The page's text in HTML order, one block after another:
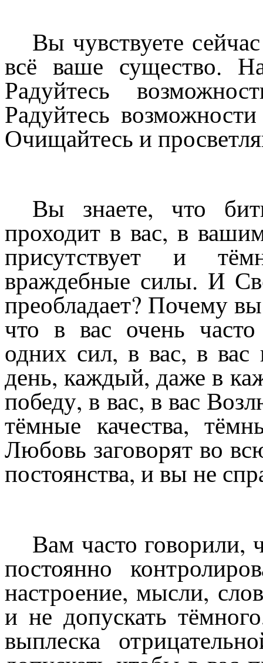
Вы чувствуете
всё ваше существо.
Радуйтесь
Радуйтесь
Очищайтесь и
Вы знаете, что
проходит в вас, в
присутствует и
враждебные силы. И
преобладает? Почему
что в вас очень часто
одних сил, в вас, в
день, каждый, даже в
победу, в вас, в вас
тёмные качества,
Любовь заговорят во
постоянства, и вы не
Вам часто говорили,
постоянно
настроение, мысли,
и не допускать
выплеска